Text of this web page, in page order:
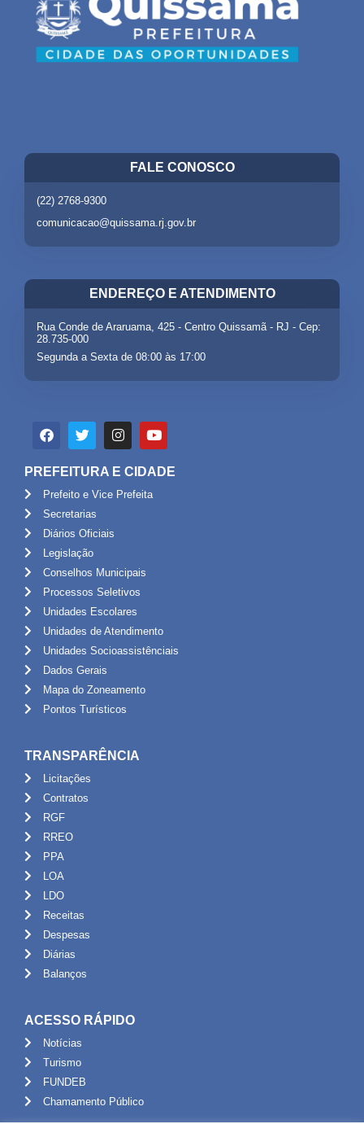
FALE CONOSCO
(22) 2768-9300
comunicacao@quissama.rj.gov.br
ENDEREÇO E ATENDIMENTO
Rua Conde de Araruama, 425 - Centro Quissamã - RJ - Cep:
28.735-000
Segunda a Sexta de 08:00 às 17:00
PREFEITURA E CIDADE
Prefeito e Vice Prefeita
Secretarias
Diários Oficiais
Legislação
Conselhos Municipais
Processos Seletivos
Unidades Escolares
Unidades de Atendimento
Unidades Socioassistênciais
Dados Gerais
Mapa do Zoneamento
Pontos Turísticos
TRANSPARÊNCIA
Licitações
Contratos
RGF
RREO
PPA
LOA
LDO
Receitas
Despesas
Diárias
Balanços
ACESSO RÁPIDO
Notícias
Turismo
FUNDEB
Chamamento Público